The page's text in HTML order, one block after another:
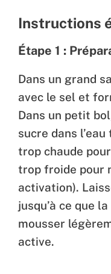
Instructions
Étape 1 :
Dans un grand
avec le sel et
Dans un petit
sucre dans
trop chaude
trop froide pour
activation).
jusqu’à ce que
mousser
active.